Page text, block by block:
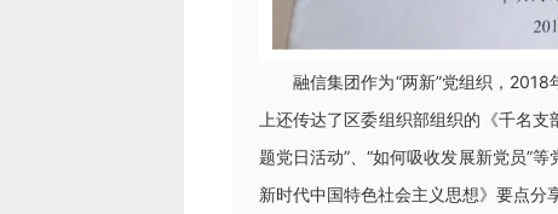
融信集团作为“两新”党组织，2018
上还传达了区委组织部组织的《千名
题党日活动”、“如何吸收发展新党员”
新时代中国特色社会主义思想》要点分